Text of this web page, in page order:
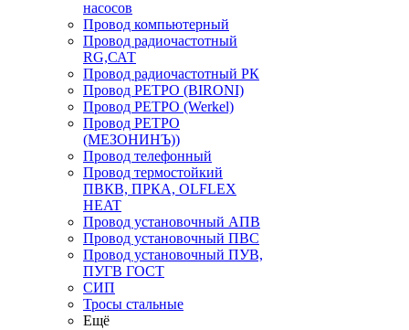
насосов
Провод компьютерный
Провод радиочастотный
RG,САТ
Провод радиочастотный РК
Провод РЕТРО (BIRONI)
Провод РЕТРО (Werkel)
Провод РЕТРО
(МЕЗОНИНЪ))
Провод телефонный
Провод термостойкий
ПВКВ, ПРКА, OLFLEX
HEAT
Провод установочный АПВ
Провод установочный ПВС
Провод установочный ПУВ,
ПУГВ ГОСТ
СИП
Тросы стальные
Ещё